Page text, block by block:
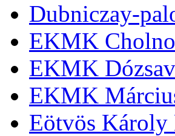
Dubniczay-
EKMK
EKMK
EKMK
Eötvös